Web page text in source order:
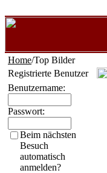
Home/Top Bilder
Registrierte Benutzer
Benutzername:
Passwort:
Beim nächsten
Besuch
automatisch
anmelden?